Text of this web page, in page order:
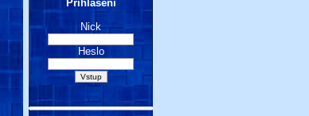
Přihlášení
Nick
Heslo